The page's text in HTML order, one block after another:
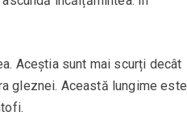
Aceștia sunt mai scurți decât
gleznei. Această lungime este